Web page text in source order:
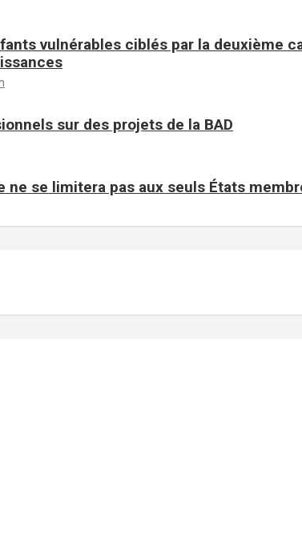
vulnérables ciblés par la deuxième
sur des projets de la BAD
se limitera pas aux seuls États